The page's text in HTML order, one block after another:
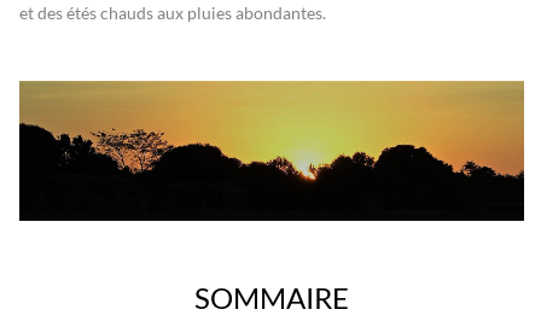
et des étés chauds aux pluies abondantes.
SOMMAIRE